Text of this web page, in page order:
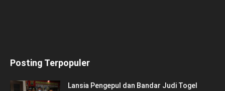
Posting Terpopuler
Lansia Pengepul dan Bandar Judi Togel